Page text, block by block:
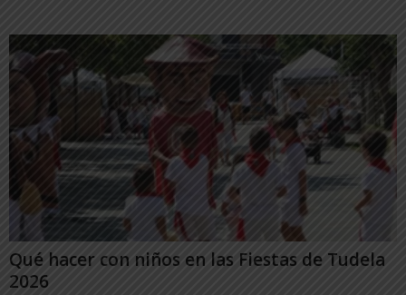
Qué hacer con niños en las Fiestas de Tudela
2026